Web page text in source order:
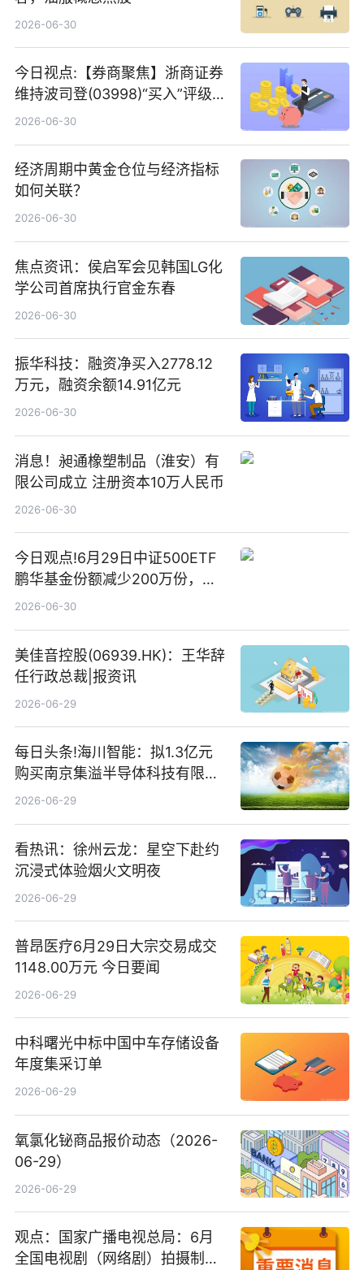
2026-06-30
今日视点:【券商聚焦】浙商证券
维持波司登(03998)“买入”评级
指其业绩高质量稳增长
2026-06-30
经济周期中黄金仓位与经济指标
如何关联？
2026-06-30
焦点资讯：侯启军会见韩国LG化
学公司首席执行官金东春
2026-06-30
振华科技：融资净买入2778.12
万元，融资余额14.91亿元
2026-06-30
消息！昶通橡塑制品（淮安）有
限公司成立 注册资本10万人民币
2026-06-30
今日观点!6月29日中证500ETF
鹏华基金份额减少200万份，重
仓股亨通光电、赤峰黄金、佰维
2026-06-30
美佳音控股(06939.HK)：王华辞
任行政总裁|报资讯
2026-06-29
每日头条!海川智能：拟1.3亿元
购买南京集溢半导体科技有限公
司15.3%股权
2026-06-29
看热讯：徐州云龙：星空下赴约
沉浸式体验烟火文明夜
2026-06-29
普昂医疗6月29日大宗交易成交
1148.00万元 今日要闻
2026-06-29
中科曙光中标中国中车存储设备
年度集采订单
2026-06-29
氧氯化铋商品报价动态（2026-
06-29）
2026-06-29
观点：国家广播电视总局：6月
全国电视剧（网络剧）拍摄制作